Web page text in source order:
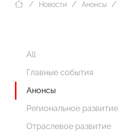
Новости Анонсы
All
Главные события
Анонсы
Региональное развитие
Отраслевое развитие